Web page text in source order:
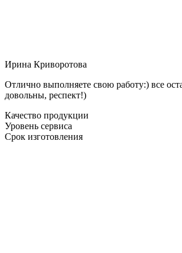
Ирина Криворотова
Отлично выполняете свою работу:) все
довольны, респект!)
Качество продукции
Уровень сервиса
Срок изготовления